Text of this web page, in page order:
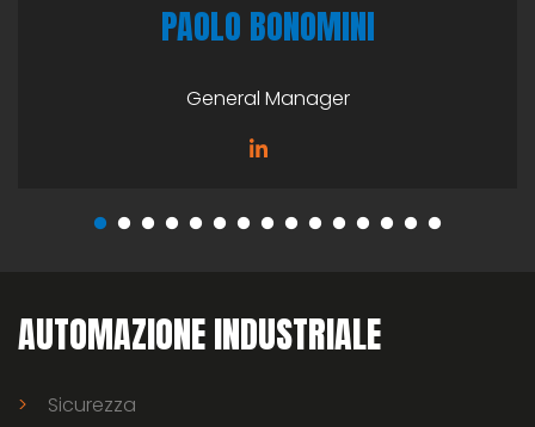
PAOLO BONOMINI
General Manager
AUTOMAZIONE INDUSTRIALE
Sicurezza